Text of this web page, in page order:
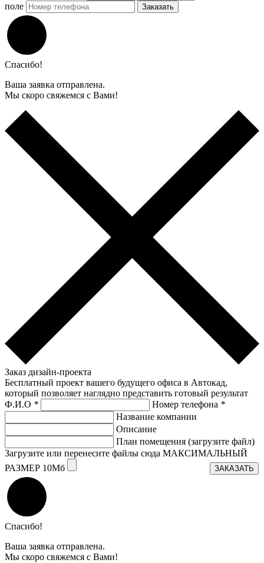
поле
Заказать
Спасибо!
Ваша заявка отправлена.
Мы скоро свяжемся с Вами!
Заказ дизайн-проекта
Бесплатный проект вашего будущего офиса в Автокад,
который позволяет наглядно представить готовый результат
Ф.И.О * Номер телефона *
Название компании
Описание
План помещения (загрузите файл)
Загрузите или перенесите файлы сюда МАКСИМАЛЬНЫЙ
РАЗМЕР 10Мб
ЗАКАЗАТЬ
Спасибо!
Ваша заявка отправлена.
Мы скоро свяжемся с Вами!